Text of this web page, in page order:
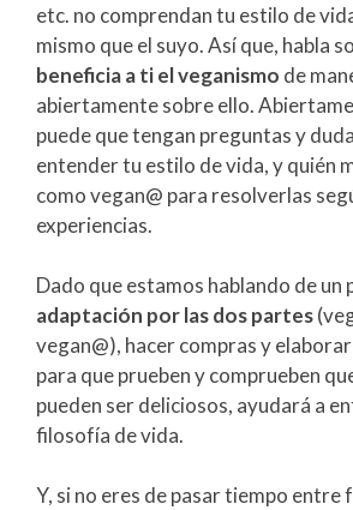
etc. no comprendan tu estilo de
mismo que el suyo. Así que, habla
beneficia a ti el veganismo de
abiertamente sobre ello.
puede que tengan preguntas y
entender tu estilo de vida, y quién
como vegan@ para resolverlas
experiencias.
Dado que estamos hablando de un
adaptación por las dos partes
vegan@), hacer compras y
para que prueben y comprueben
pueden ser deliciosos, ayudará a
filosofía de vida.
Y, si no eres de pasar tiempo entre